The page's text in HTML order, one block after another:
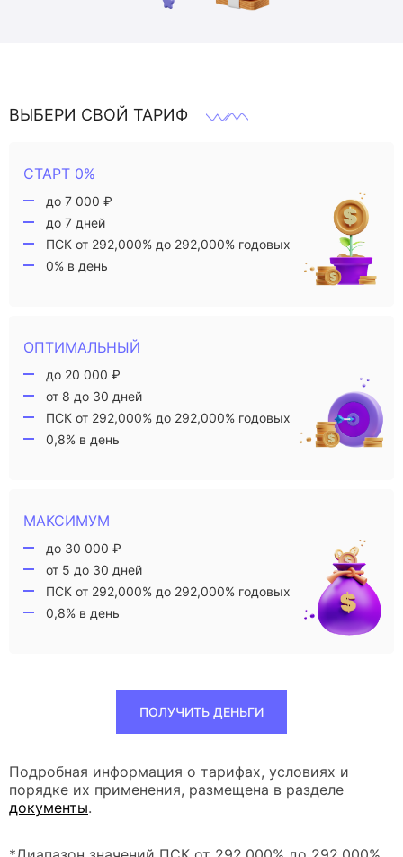
ВЫБЕРИ СВОЙ ТАРИФ
СТАРТ 0%
до 7 000 ₽
до 7 дней
ПСК от 292,000% до 292,000% годовых
0% в день
ОПТИМАЛЬНЫЙ
до 20 000 ₽
от 8 до 30 дней
ПСК от 292,000% до 292,000% годовых
0,8% в день
МАКСИМУМ
до 30 000 ₽
от 5 до 30 дней
ПСК от 292,000% до 292,000% годовых
0,8% в день
ПОЛУЧИТЬ ДЕНЬГИ
Подробная информация о тарифах, условиях и
порядке их применения, размещена в разделе
документы.